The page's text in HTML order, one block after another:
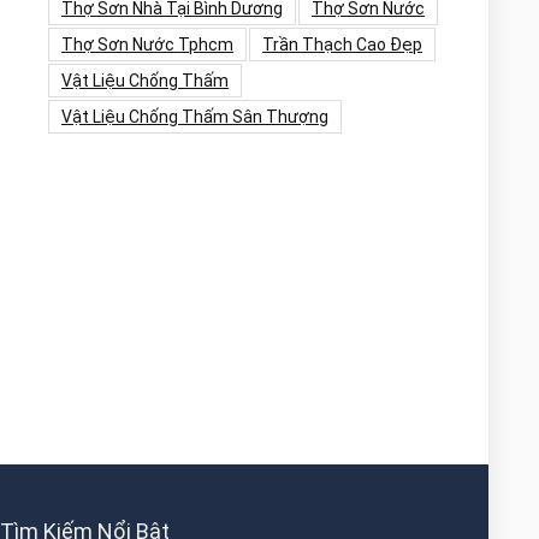
Thợ Sơn Nhà Tại Bình Dương
Thợ Sơn Nước
Thợ Sơn Nước Tphcm
Trần Thạch Cao Đẹp
Vật Liệu Chống Thấm
Vật Liệu Chống Thấm Sân Thượng
Tìm Kiếm Nổi Bật